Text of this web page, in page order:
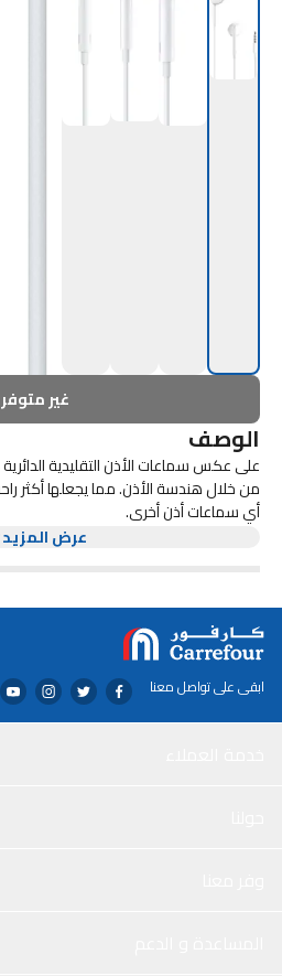
غير متوفر
الوصف
على عكس سماعات الأذن التقليدية
من خلال هندسة الأذن. مما يجعلها أكثر
أي سماعات أذن أخرى.
تم تصميم مكبرات الصوت داخل السماعات
مستوى الصوت والتحكم في تشغيل
المكالمات أو إنهائها بضغطة من السلك.
عرض المزيد
ابقى على تواصل معنا